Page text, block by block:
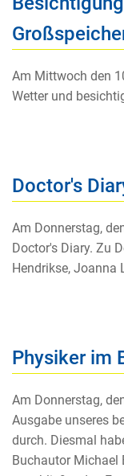
Am Mittwoch den
Wetter und
Doctor's
Am Donnerstag,
Doctor's Diary. Zu
Hendrikse, Joanna
Physiker im
Am Donnerstag,
Ausgabe unseres
durch. Diesmal
Buchautor Michael